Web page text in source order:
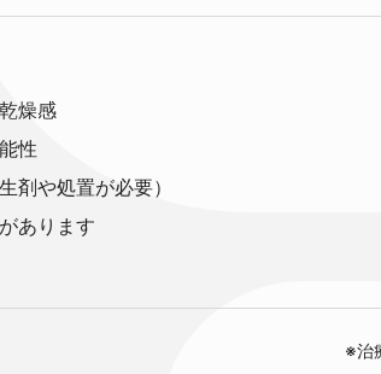
燥感
性
剤や処置が必要）
あります
※治